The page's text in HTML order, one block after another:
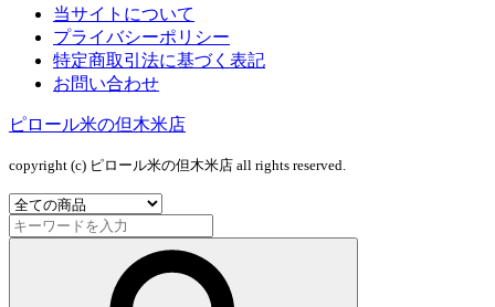
当サイトについて
プライバシーポリシー
特定商取引法に基づく表記
お問い合わせ
ピロール米の但木米店
copyright (c) ピロール米の但木米店 all rights reserved.